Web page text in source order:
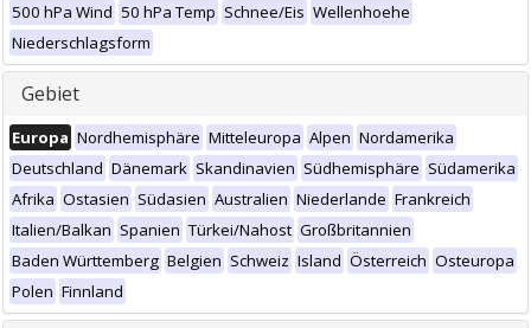
500 hPa Wind 50 hPa Temp Schnee/Eis Wellenhoehe
Niederschlagsform
Gebiet
Europa Nordhemisphäre Mitteleuropa Alpen Nordamerika
Deutschland Dänemark Skandinavien Südhemisphäre Südamerika
Afrika Ostasien Südasien Australien Niederlande Frankreich
Italien/Balkan Spanien Türkei/Nahost Großbritannien
Baden Württemberg Belgien Schweiz Island Österreich Osteuropa
Polen Finnland